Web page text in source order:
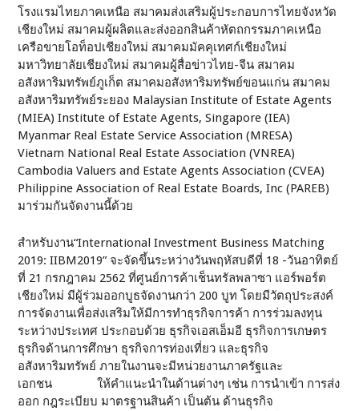
โรงแรมไทยภาคเหนือ สมาคมส่งเสริมผู้ประกอบการไทยจังหวัด
เชียงใหม่ สมาคมผู้ผลิตและส่งออกสินค้าหัตถกรรมภาคเหนือ
เครือขายโอท็อปเชียงใหม่ สมาคมมัคคุเทศก์เชียงใหม่
มหาวิทยาลัยเชียงใหม่ สมาคมผู้สื่อข่าวไทย-จีน สมาคม
อสังหาริมทรัพย์ภูเก็ต สมาคมอสังหาริมทรัพย์ขอนแก่น สมาคม
อสังหาริมทรัพย์ระยอง Malaysian Institute of Estate Agents
(MIEA) Institute of Estate Agents, Singapore (IEA)
Myanmar Real Estate Service Association (MRESA)
Vietnam National Real Estate Association (VNREA)
Cambodia Valuers and Estate Agents Association (CVEA)
Philippine Association of Real Estate Boards, Inc (PAREB)
มาร่วมกันจัดงานนี้ด้วย
สำหรับงาน“International Investment Business Matching
2019: IIBM2019” จะจัดขึ้นระหว่างวันพฤหัสบดีที่ 18 -วันอาทิตย์
ที่ 21 กรกฎาคม 2562 ที่ศูนย์การค้าเช็นทรัลพลาซา แอร์พอร์ต
เชียงใหม่ มีผู้ร่วมออกบูธจัดงานกว่า 200 บูท โดยมีวัตถุประสงค์
การจัดงานเพื่อส่งเสริมให้มีการทำธุรกิจการค้า การร่วมลงทุน
ระหว่างประเทศ ประกอบด้วย ธุรกิจเอสเอ็มอี ธุรกิจการเกษตร
ธุรกิจด้านการศึกษา ธุรกิจการท่องเที่ยว และธุรกิจ
อสังหาริมทรัพย์ ภายในงานจะมีหน่วยงานภาครัฐและ
เอกชน ให้คำแนะนำในด้านต่างๆ เช่น การนำเข้า การส่ง
ออก กฎระเบียบ มาตรฐานสินค้า เป็นต้น ด้านธุรกิจ